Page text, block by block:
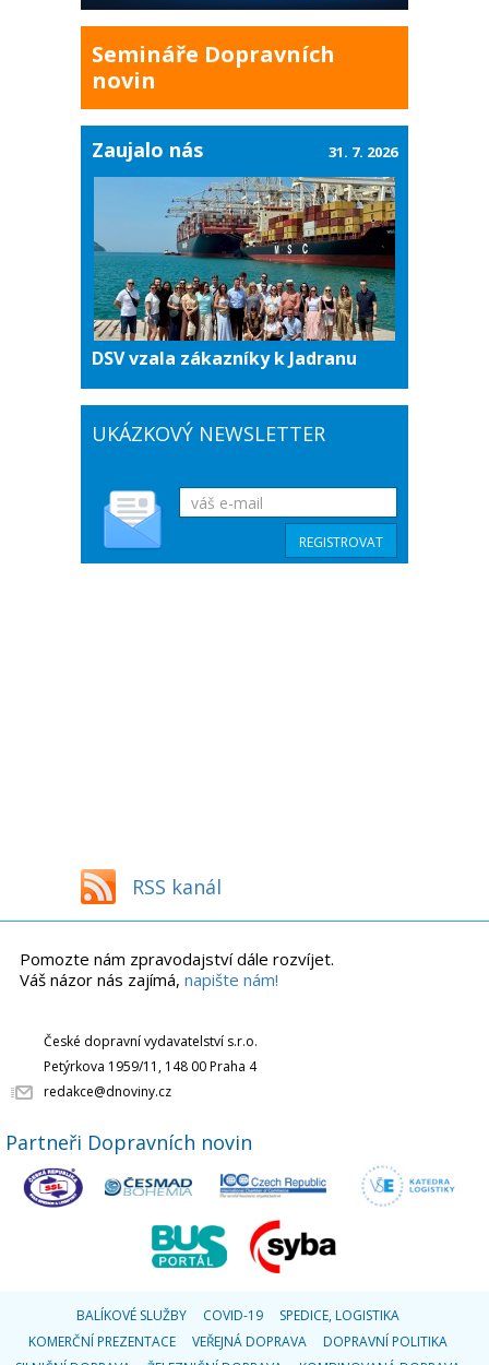
Semináře Dopravních
novin
Zaujalo nás
DSV vzala zákazníky k Jadranu
31. 7. 2026
UKÁZKOVÝ NEWSLETTER
RSS kanál
Pomozte nám zpravodajství dále rozvíjet.
Váš názor nás zajímá, napište nám!
České dopravní vydavatelství s.r.o.
Petýrkova 1959/11, 148 00 Praha 4
redakce@dnoviny.cz
Partneři Dopravních novin
BALÍKOVÉ SLUŽBY COVID-19
SPEDICE, LOGISTIKA
KOMERČNÍ PREZENTACE
VEŘEJNÁ DOPRAVA
DOPRAVNÍ POLITIKA